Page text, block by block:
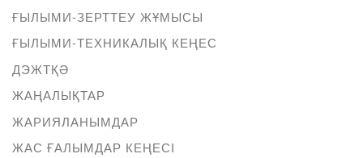
ҒЫЛЫМИ-ЗЕРТТЕУ ЖҰМЫСЫ
ҒЫЛЫМИ-ТЕХНИКАЛЫҚ КЕҢЕС
ДЭЖТҚӘ
ЖАҢАЛЫҚТАР
ЖАРИЯЛАНЫМДАР
ЖАС ҒАЛЫМДАР КЕҢЕСІ